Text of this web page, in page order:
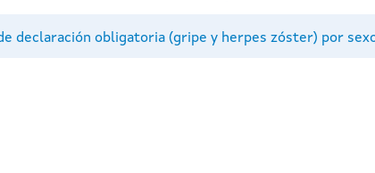
declaración obligatoria (gripe y herpes zóster) por